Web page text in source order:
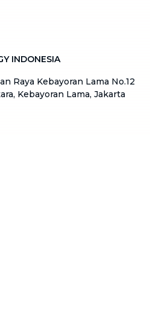
INDONESIA
Raya Kebayoran Lama No.12
Kebayoran Lama, Jakarta